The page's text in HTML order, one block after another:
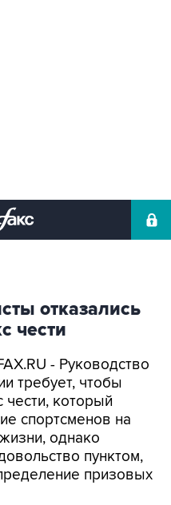
отказались
чести
- Руководство
требует, чтобы
чести, который
спортсменов на
однако
пунктом,
призовых